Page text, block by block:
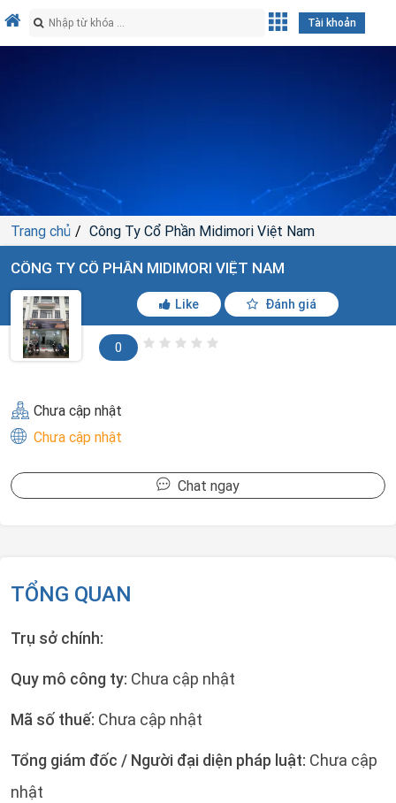
Tài khoản
Trang chủ Công Ty Cổ Phần Midimori Việt Nam
CÔNG TY CỔ PHẦN MIDIMORI VIỆT NAM
Like Đánh giá
0
Chưa cập nhật
Chưa cập nhật
Chat ngay
TỔNG QUAN
Trụ sở chính:
Quy mô công ty: Chưa cập nhật
Mã số thuế: Chưa cập nhật
Tổng giám đốc / Người đại diện pháp luật: Chưa cập
nhật